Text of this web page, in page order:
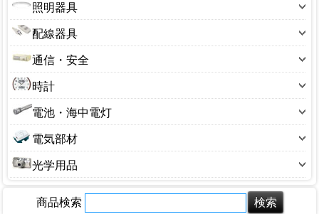
毛布・カーペット・寝具
暖房備品
フィッシュロースター
ホームベーカリー
ポット・ケトル
ホットプレート・グリル鍋
もちつき機
換気扇
小型調理家電
食器乾燥機
小型家電
掃除機
冷蔵庫
その他
血圧計・電子体温計・万歩計
体重計
電動歯ブラシ
その他
スピーカー
テレビ
ビデオ
ラジオ
ガステーブル
ガスホース
ガス器具部品
カセットコンロ
トーチバーナー
消火器
照明器具
シーリングライト
センサーライト
管球・電球
電気スタンド
配線器具
コード付きタップ
ステープル
延長コード・器具コード
電源アダプター
電線モール
通信・安全
アンテナ
セキュリティ用品
チャイム・インターホン
電話機
防犯カメラ
時計
掛け時計
目覚まし時計
腕時計
電池・海中電灯
懐中電灯
乾電池
電気部材
キャップ・ボディ
ステッカー
タイマー
光学用品
双眼鏡・顕微鏡
商品検索